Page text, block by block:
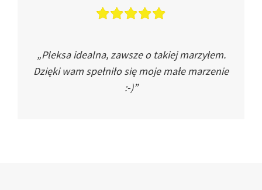
„Pleksa idealna, zawsze o takiej marzyłem.
Dzięki wam spełniło się moje małe marzenie
:-)”